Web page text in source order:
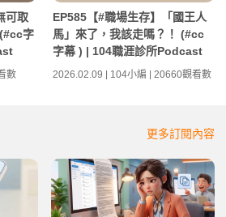
可取
字
數
EP585【#職場生存】「國王人
馬」來了，我該走嗎？！ (#cc
字幕 ) | 104職涯診所Podcast
2026.02.09 | 104小編 | 20660觀看數
更多訂閱內容